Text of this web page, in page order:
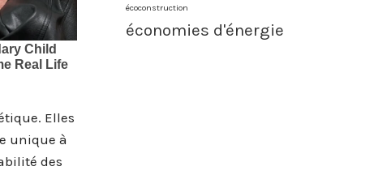
Elles
unique à
des
écoconstruction
économies d'énergie